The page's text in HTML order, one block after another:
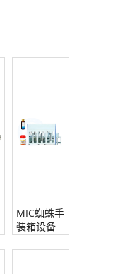
MIC蜘蛛手
装箱设备